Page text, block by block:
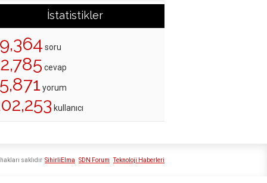
İstatistikler
soru
cevap
yorum
kullanıcı
SihirliElma SDN Forum Teknoloji Haberleri
saklıdır